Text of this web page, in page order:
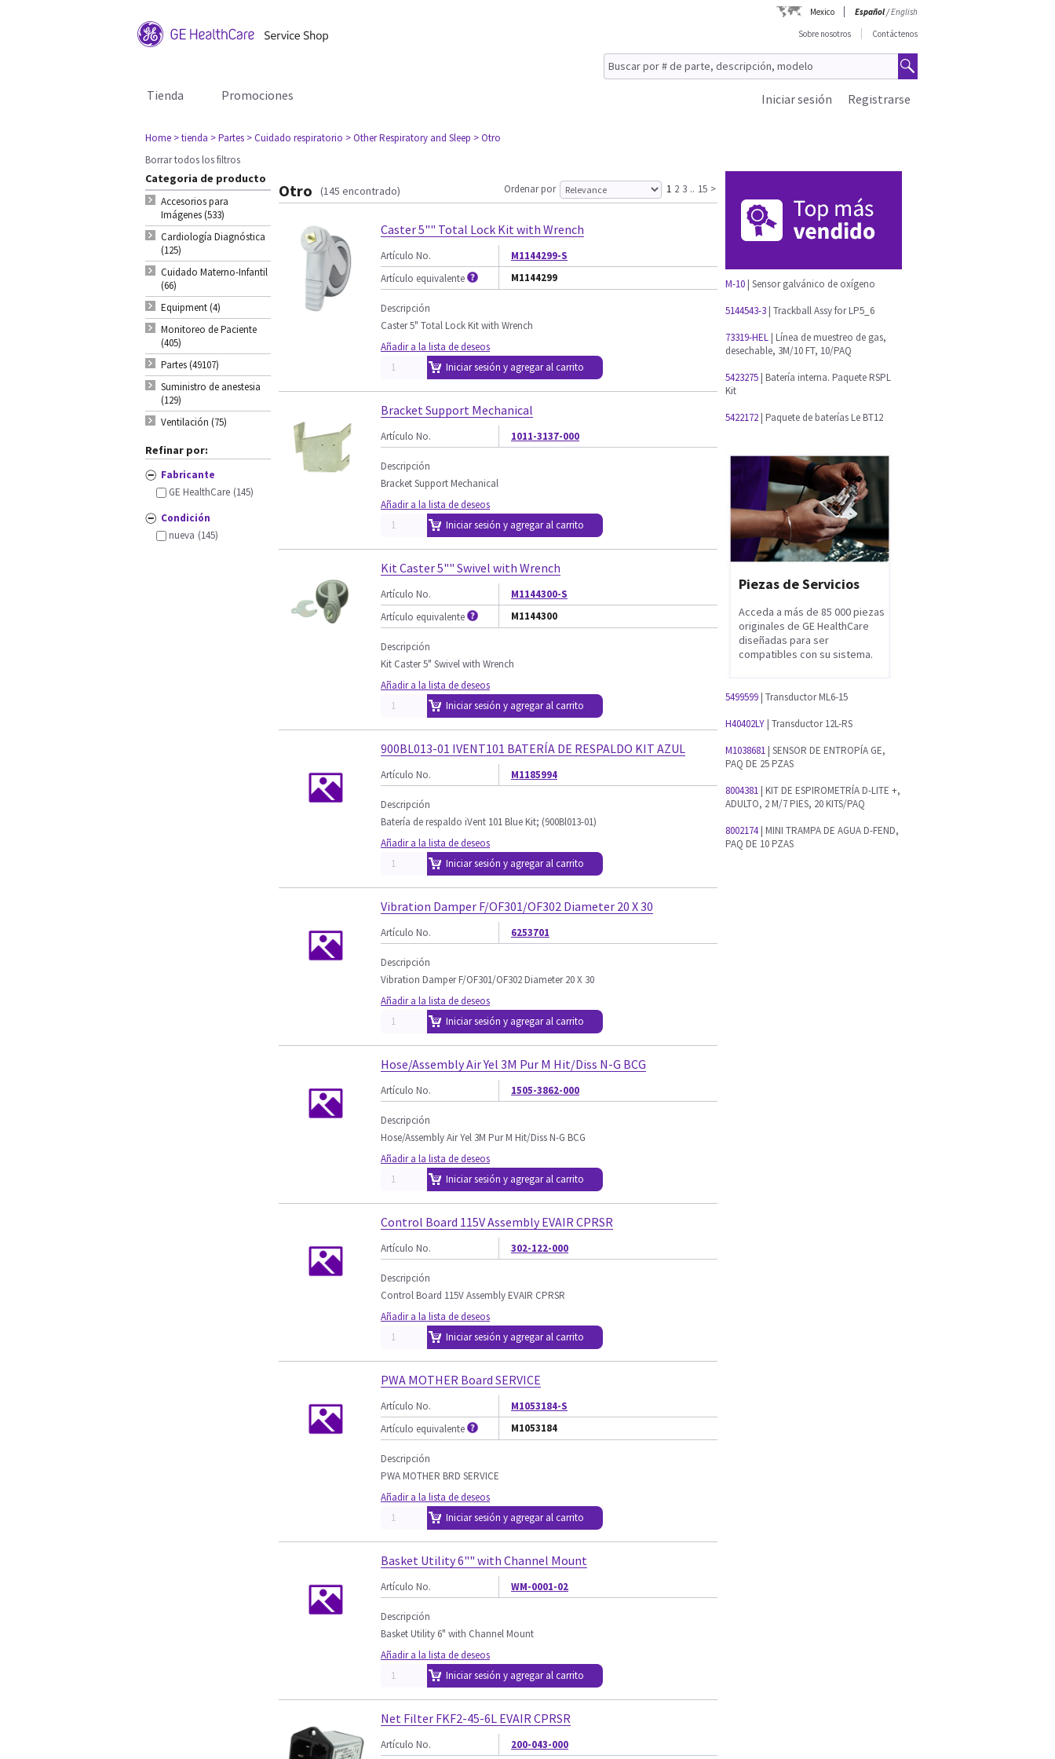
Mexico Español/English
Sobre nosotros
Contáctenos
Tienda Promociones Registrarse
Iniciar sesión
Home > tienda > Partes > Cuidado respiratorio > Other Respiratory and Sleep > Otro
Borrar todos los filtros
Categoria de producto
Accesorios para
Imágenes (533)
Cardiología Diagnóstica
(125)
Cuidado Materno-Infantil
(66)
Equipment (4)
Monitoreo de Paciente
(405)
Partes (49107)
Suministro de anestesia
(129)
Ventilación (75)
Refinar por:
Fabricante
GE HealthCare (145)
Condición
nueva (145)
Otro (145 encontrado) Ordenar por 1 2 3 .. 15 >
Caster 5"" Total Lock Kit with Wrench
Artículo No.
M1144299-S
Artículo equivalente
M1144299
Descripción
Caster 5" Total Lock Kit with Wrench
Añadir a la lista de deseos
Iniciar sesión y agregar al carrito
Bracket Support Mechanical
Artículo No. 1011-3137-000
Descripción
Bracket Support Mechanical
Añadir a la lista de deseos
Iniciar sesión y agregar al carrito
Kit Caster 5"" Swivel with Wrench
Artículo No.
M1144300-S
Artículo equivalente
M1144300
Descripción
Kit Caster 5" Swivel with Wrench
Añadir a la lista de deseos
Iniciar sesión y agregar al carrito
900BL013-01 IVENT101 BATERÍA DE RESPALDO KIT AZUL
Artículo No. M1185994
Descripción
Batería de respaldo iVent 101 Blue Kit; (900Bl013-01)
Añadir a la lista de deseos
Iniciar sesión y agregar al carrito
Vibration Damper F/OF301/OF302 Diameter 20 X 30
Artículo No. 6253701
Descripción
Vibration Damper F/OF301/OF302 Diameter 20 X 30
Añadir a la lista de deseos
Iniciar sesión y agregar al carrito
Hose/Assembly Air Yel 3M Pur M Hit/Diss N-G BCG
Artículo No. 1505-3862-000
Descripción
Hose/Assembly Air Yel 3M Pur M Hit/Diss N-G BCG
Añadir a la lista de deseos
Iniciar sesión y agregar al carrito
Control Board 115V Assembly EVAIR CPRSR
Artículo No. 302-122-000
Descripción
Control Board 115V Assembly EVAIR CPRSR
Añadir a la lista de deseos
Iniciar sesión y agregar al carrito
PWA MOTHER Board SERVICE
Artículo No.
M1053184-S
Artículo equivalente
M1053184
Descripción
PWA MOTHER BRD SERVICE
Añadir a la lista de deseos
Iniciar sesión y agregar al carrito
Basket Utility 6"" with Channel Mount
Artículo No. WM-0001-02
Descripción
Basket Utility 6" with Channel Mount
Añadir a la lista de deseos
Iniciar sesión y agregar al carrito
Net Filter FKF2-45-6L EVAIR CPRSR
Artículo No. 200-043-000
M-10 | Sensor galvánico de oxígeno
5144543-3 | Trackball Assy for LP5_6
73319-HEL | Línea de muestreo de gas,
desechable, 3M/10 FT, 10/PAQ
5423275 | Batería interna. Paquete RSPL
Kit
5422172 | Paquete de baterías Le BT12
Piezas de Servicios
Acceda a más de 85 000 piezas
originales de GE HealthCare
diseñadas para ser
compatibles con su sistema.
5499599 | Transductor ML6-15
H40402LY | Transductor 12L-RS
M1038681 | SENSOR DE ENTROPÍA GE,
PAQ DE 25 PZAS
8004381 | KIT DE ESPIROMETRÍA D-LITE +,
ADULTO, 2 M/7 PIES, 20 KITS/PAQ
8002174 | MINI TRAMPA DE AGUA D-FEND,
PAQ DE 10 PZAS